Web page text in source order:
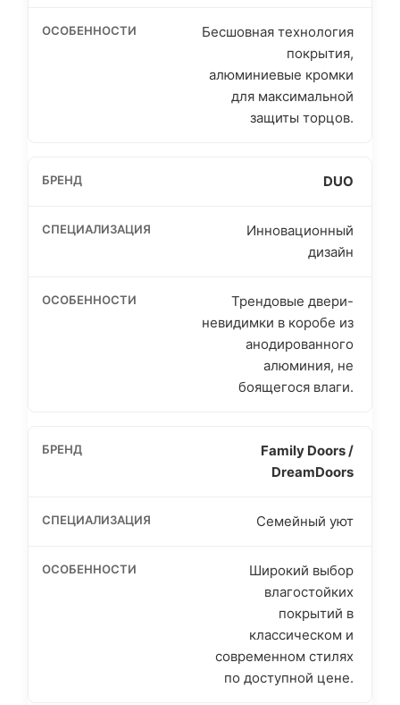
Бесшовная технология
покрытия,
алюминиевые кромки
для максимальной
защиты торцов.
DUO
Инновационный
дизайн
Трендовые двери-
невидимки в коробе из
анодированного
алюминия, не
боящегося влаги.
Family Doors /
DreamDoors
Семейный уют
Широкий выбор
влагостойких
покрытий в
классическом и
современном стилях
по доступной цене.